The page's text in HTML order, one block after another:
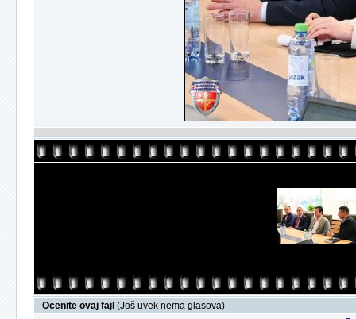
Ocenite ovaj fajl (Još uvek nema glasova)